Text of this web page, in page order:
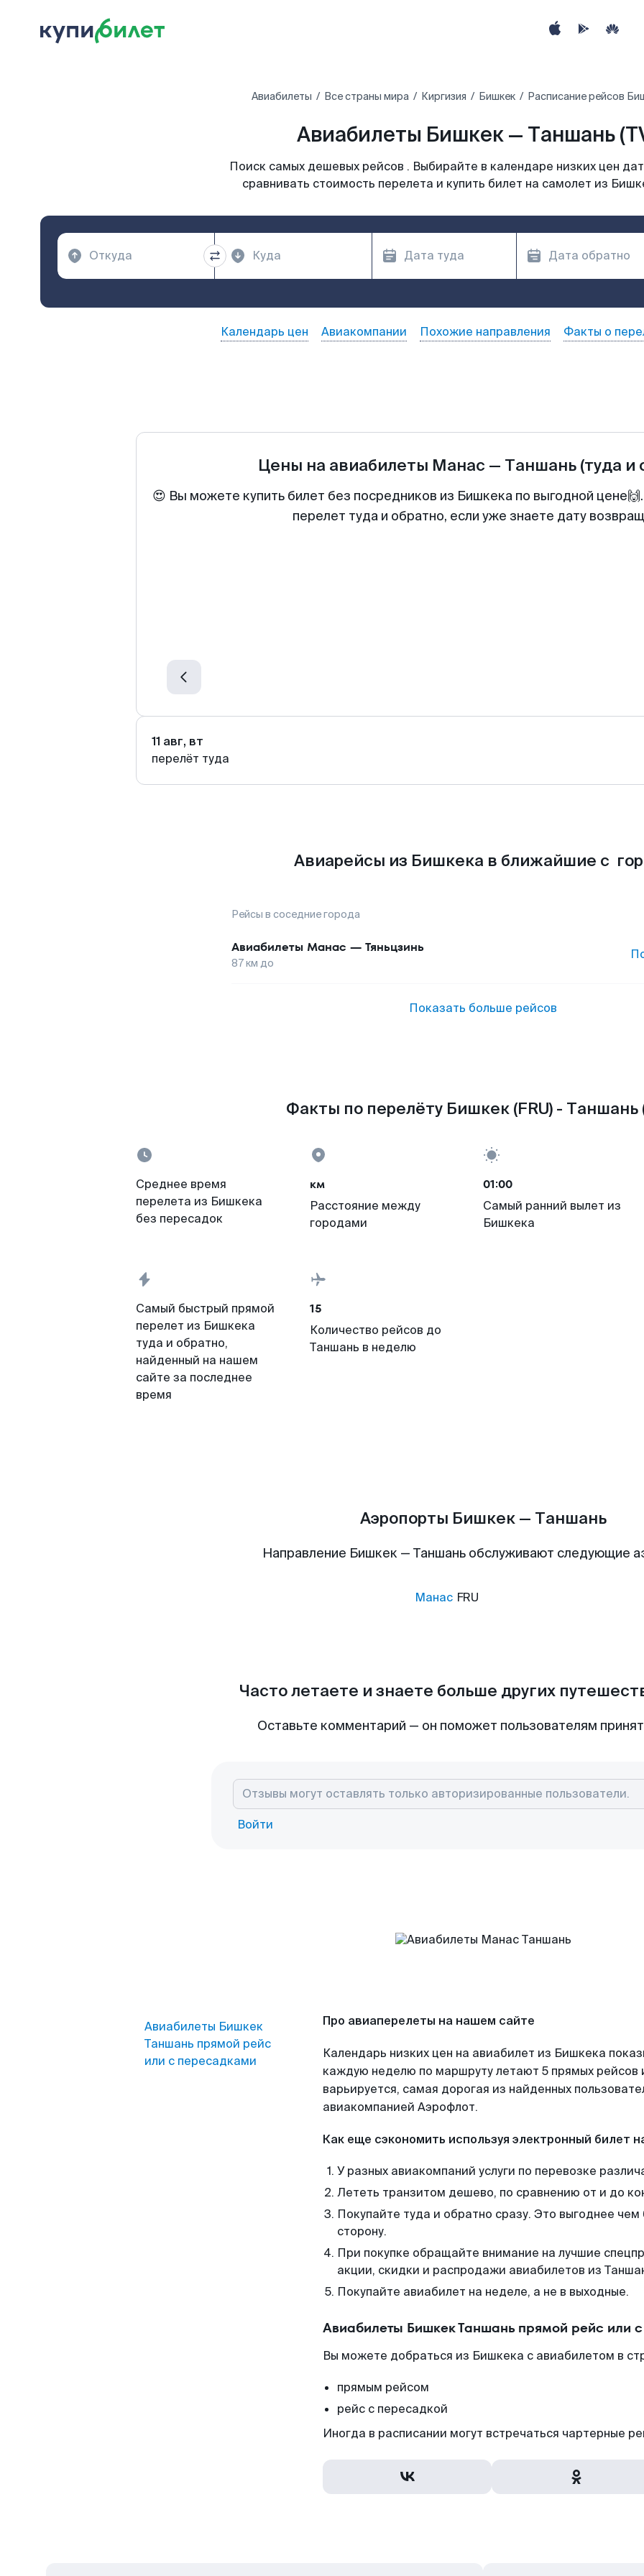
Авиабилеты Все страны мира Киргизия Бишкек Расписание рейсов
Авиабилеты Бишкек — Таншань
Поиск самых дешевых рейсов . Выбирайте в календаре низких цен
сравнивать стоимость перелета и купить билет на самолет из
Календарь цен Авиакомпании Похожие направления Факты о
Цены на авиабилеты Манас — Таншань (туда и
😍 Вы можете купить билет без посредников из Бишкека по выгодной
перелет туда и обратно, если уже знаете дату
11 авг, вт
перелёт туда
Авиарейсы из Бишкека в ближайшие с
Рейсы в соседние города
Авиабилеты Манас — Тяньцзинь
87км до
Показать больше рейсов
Факты по перелёту Бишкек (FRU) - Таншань
Среднее время
перелета из Бишкека
без пересадок
км
Расстояние между
городами
01:00
Самый ранний вылет из
Бишкека
Самый быстрый прямой
перелет из Бишкека
туда и обратно,
найденный на нашем
сайте за последнее
время
15
Количество рейсов до
Таншань в неделю
Аэропорты Бишкек — Таншань
Направление Бишкек — Таншань обслуживают следующие
Манас FRU
Часто летаете и знаете больше других
Оставьте комментарий — он поможет пользователям
Войти
Авиабилеты Бишкек
Таншань прямой рейс
или с пересадками
Про авиаперелеты на нашем сайте
Календарь низких цен на авиабилет из Бишкека
каждую неделю по маршруту летают 5 прямых рейсов
варьируется, самая дорогая из найденных
авиакомпанией Аэрофлот.
Как еще сэкономить используя электронный билет
У разных авиакомпаний услуги по перевозке
Лететь транзитом дешево, по сравнению от и до
Покупайте туда и обратно сразу. Это выгоднее
сторону.
При покупке обращайте внимание на лучшие
акции, скидки и распродажи авиабилетов из
Покупайте авиабилет на неделе, а не в выходные.
Авиабилеты Бишкек Таншань прямой рейс или
Вы можете добраться из Бишкека с авиабилетом в
прямым рейсом
рейс с пересадкой
Иногда в расписании могут встречаться чартерные